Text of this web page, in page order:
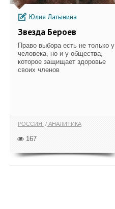
Юлия Латынина
Звезда Бероев
Право выбора есть не только у
человека, но и у общества,
которое защищает здоровье
своих членов
РОССИЯ АНАЛИТИКА
167